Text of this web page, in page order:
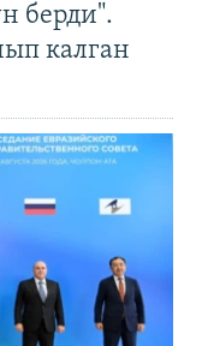
берди".
калган